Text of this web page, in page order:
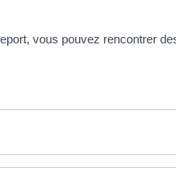
vous pouvez rencontrer